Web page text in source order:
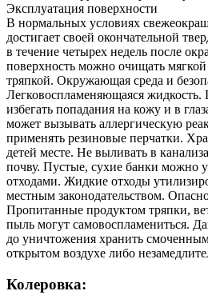
Эксплуатация поверхности
В нормальных условиях
достигает своей окончательной
в течение четырех недель после
поверхность можно очищать
тряпкой. Окружающая среда и
Легковоспламеняющаяся жидкость.
избегать попадания на кожу и в
может вызывать аллергическую
применять резиновые перчатки.
детей месте. Не выливать в
почву. Пустые, сухие банки можно
отходами. Жидкие отходы
местным законодательством.
Пропитанные продуктом тряпки,
пыль могут самовоспламениться.
до уничтожения хранить
открытом воздухе либо
Колеровка: